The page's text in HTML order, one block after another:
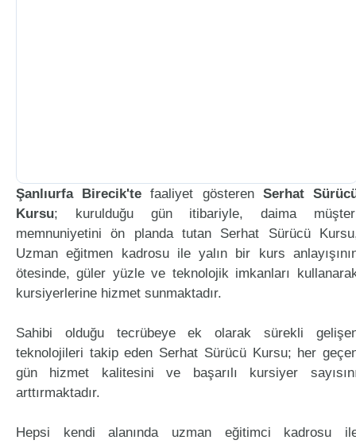
Şanlıurfa Birecik'te faaliyet gösteren Serhat
Kursu; kurulduğu gün itibariyle, daima
memnuniyetini ön planda tutan Serhat Sürücü
Uzman eğitmen kadrosu ile yalın bir kurs
ötesinde, güler yüzle ve teknolojik imkanları
kursiyerlerine hizmet sunmaktadır.
Sahibi olduğu tecrübeye ek olarak sürekli
teknolojileri takip eden Serhat Sürücü Kursu; her
gün hizmet kalitesini ve başarılı kursiyer
arttırmaktadır.
Hepsi kendi alanında uzman eğitimci kadrosu